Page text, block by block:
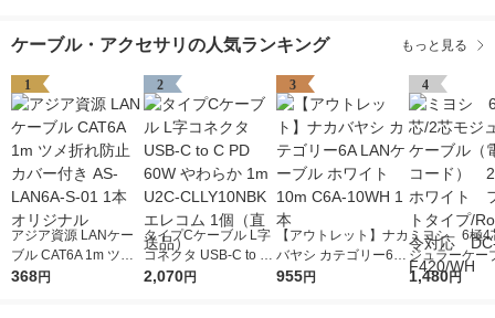
ケーブル・アクセサリの人気ランキング もっと見る
1
アジア資源 LANケー
ブル CAT6A 1m ツメ
折れ防止カバー付き A
368円
2
タイプCケーブル L字
コネクタ USB-C to C
PD 60W やわらか 1m
2,070円
3
【アウトレット】ナカ
バヤシ カテゴリー6A
LANケーブル ホワイ
955円
4
ミヨシ 6極4
ジュラーケー
話機コード
1,480円